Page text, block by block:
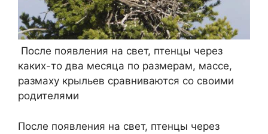
После появления на свет, птенцы через
каких-то два месяца по размерам, массе,
размаху крыльев сравниваются со своими
родителями
После появления на свет, птенцы через